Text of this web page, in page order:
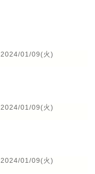
2024/01/09(火)
2024/01/09(火)
2024/01/09(火)